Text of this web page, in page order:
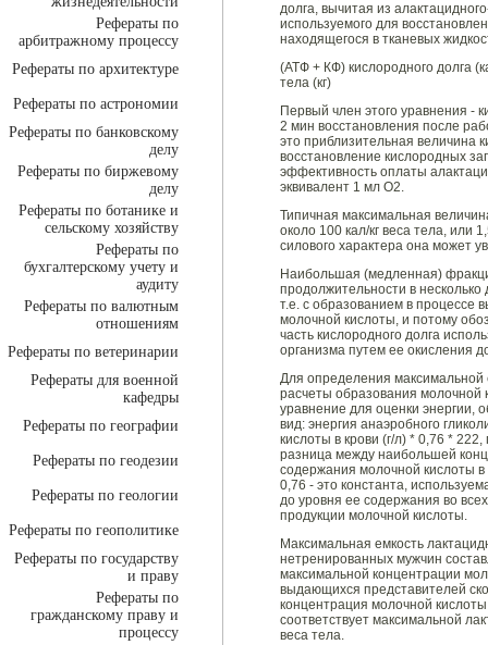
Рефераты по
арбитражному процессу
Рефераты по архитектуре
Рефераты по астрономии
Рефераты по банковскому
делу
Рефераты по биржевому
делу
Рефераты по ботанике и
сельскому хозяйству
Рефераты по
бухгалтерскому учету и
аудиту
Рефераты по валютным
отношениям
Рефераты по ветеринарии
Рефераты для военной
кафедры
Рефераты по географии
Рефераты по геодезии
Рефераты по геологии
Рефераты по геополитике
Рефераты по государству
и праву
Рефераты по
гражданскому праву и
процессу
долга, вычитая из
используемого для
находящегося в тканевых
(АТФ + КФ) кислородного долга
тела (кг)
Первый член этого уравнения -
2 мин восстановления после
это приблизительная величина
восстановление кислородных
эффективность оплаты
эквивалент 1 мл О2.
Типичная максимальная
около 100 кал/кг веса тела, или
силового характера она может
Наибольшая (медленная)
продолжительности в несколько
т.е. с образованием в процессе
молочной кислоты, и потому
часть кислородного долга
организма путем ее окисления
Для определения максимальной
расчеты образования
уравнение для оценки энергии,
вид: энергия анаэробного
кислоты в крови (г/л) * 0,76 *
разница между наибольшей
содержания молочной кислоты в
0,76 - это константа,
до уровня ее содержания во
продукции молочной кислоты.
Максимальная емкость
нетренированных мужчин
максимальной концентрации
выдающихся представителей
концентрация молочной
соответствует максимальной
веса тела.